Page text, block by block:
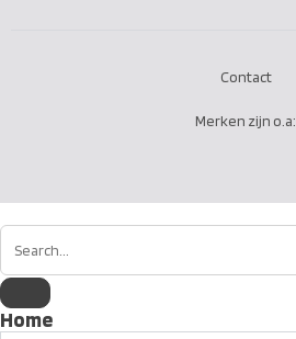
Merken zijn o.a:
Contact
Home